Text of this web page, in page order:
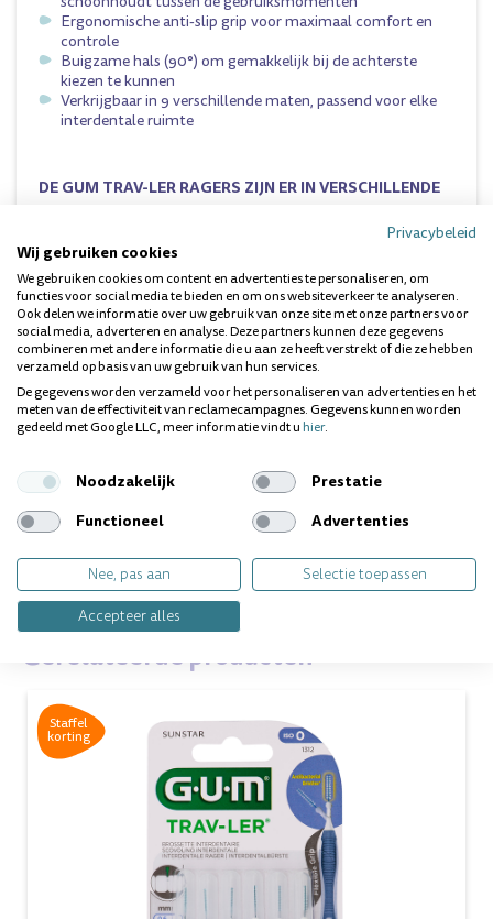
Ergonomische anti-slip grip voor maximaal comfort en
controle
Buigzame hals (90°) om gemakkelijk bij de achterste
kiezen te kunnen
Verkrijgbaar in 9 verschillende maten, passend voor elke
interdentale ruimte
DE GUM TRAV-LER RAGERS ZIJN ER IN VERSCHILLENDE
Lila 0.6mm
Rood 0.8mm
Oranje 0.9mm
Groen 1.1mm
Paars 1.2mm
Geel 1.3mm
Donkerroze 1.4mm
Blauw 1.6mm
Grijs 2.0mm
Dit product kunt u vinden in de volgende categorie:
graag!
Gerelateerde producten
Staffel
korting
Privacybeleid
Wij gebruiken cookies
We gebruiken cookies om content en advertenties te personaliseren, om
functies voor social media te bieden en om ons websiteverkeer te analyseren.
Ook delen we informatie over uw gebruik van onze site met onze partners voor
social media, adverteren en analyse. Deze partners kunnen deze gegevens
combineren met andere informatie die u aan ze heeft verstrekt of die ze hebben
verzameld op basis van uw gebruik van hun services.
De gegevens worden verzameld voor het personaliseren van advertenties en het
meten van de effectiviteit van reclamecampagnes. Gegevens kunnen worden
gedeeld met Google LLC, meer informatie vindt uhier.
Noodzakelijk
Prestatie
Functioneel
Advertenties
Nee, pas aan
Selectie toepassen
Accepteer alles